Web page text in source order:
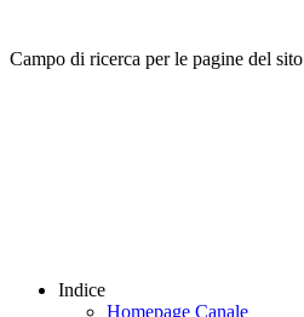
Campo di ricerca per le pagine del sito
Indice
Homepage Canale